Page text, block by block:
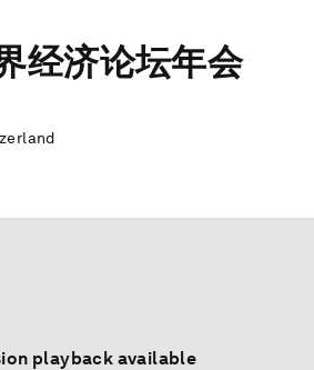
经济论坛年会
playback available